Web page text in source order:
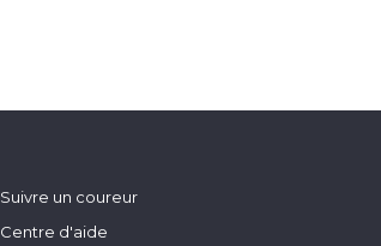
Suivre un coureur
Centre d'aide